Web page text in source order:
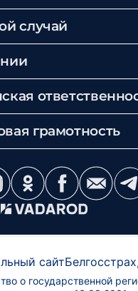
случай
грамотность
сайтБелгосстрах
о государственной